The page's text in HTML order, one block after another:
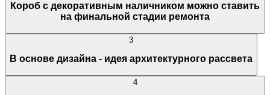
Короб с декоративным наличником можно ставить
на финальной стадии ремонта
3
В основе дизайна - идея архитектурного рассвета
4